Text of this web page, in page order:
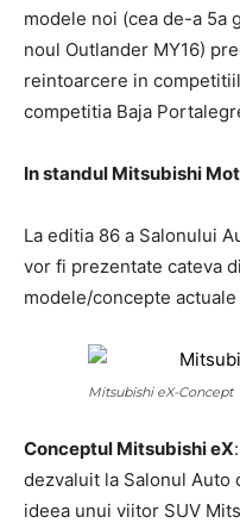
modele noi (cea de-a 5a
noul Outlander MY16)
reintoarcere in
competitia Baja
In standul Mitsubishi
La editia 86 a Salonului
vor fi prezentate cateva
modele/concepte
Mitsubishi eX-Concept
Conceptul Mitsubishi eX
dezvaluit la Salonul Auto
ideea unui viitor SUV